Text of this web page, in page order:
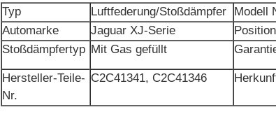
Typ Luftfederung/Stoßdämpfer Modell
Automarke
Jaguar XJ-Serie Position
Stoßdämpfertyp Mit Gas gefüllt
Hersteller-Teile-
Nr.
C2C41341, C2C41346